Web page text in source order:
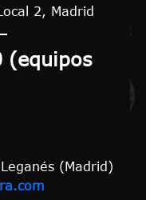
2, Madrid
(equipos
(Madrid)